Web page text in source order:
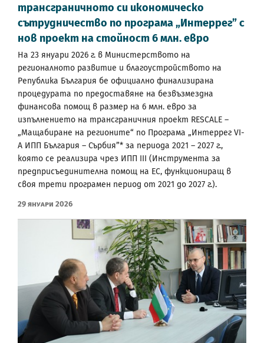
трансграничното си икономическо
сътрудничество по програма „Интеррег” с
нов проект на стойност 6 млн. евро
На 23 януари 2026 г. в Министерството на
регионалното развитие и благоустройството на
Република България бе официално финализирана
процедурата по предоставяне на безвъзмездна
финансова помощ в размер на 6 млн. евро за
изпълнението на трансграничния проект RESCALE –
„Мащабиране на регионите“ по Програма „Интеррег VI-
A ИПП България – Сърбия”* за периода 2021 – 2027 г.,
която се реализира чрез ИПП III (Инструмента за
предприсъединителна помощ на ЕС, функциониращ в
своя трети програмен период от 2021 до 2027 г.).
29 Януари 2026